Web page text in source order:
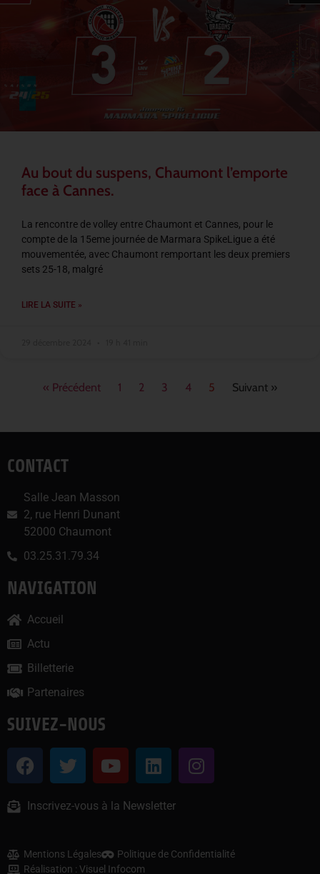
Au bout du suspens, Chaumont l’emporte
face à Cannes.
La rencontre de volley entre Chaumont et Cannes, pour le
compte de la 15eme journée de Marmara SpikeLigue a été
mouvementée, avec Chaumont remportant les deux premiers
sets 25-18, malgré
LIRE LA SUITE »
« Précédent 1 2 3 4 5 Suivant »
CONTACT
Salle Jean Masson
2, rue Henri Dunant
52000 Chaumont
03.25.31.79.34
NAVIGATION
Accueil
Actu
Billetterie
Partenaires
SUIVEZ-NOUS
Inscrivez-vous à la Newsletter
Mentions Légales
Politique de Confidentialité
Réalisation : Visuel Infocom